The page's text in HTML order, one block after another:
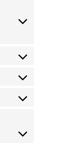
Consent
slider-
Consent
service
automattic
Consent
service
Consent
mailpoet
Consent